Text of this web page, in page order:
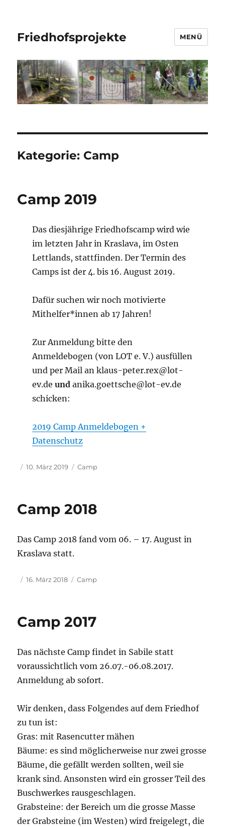
Friedhofsprojekte MENÜ
Kategorie: Camp
Camp 2019
Das diesjährige Friedhofscamp wird wie
im letzten Jahr in Kraslava, im Osten
Lettlands, stattfinden. Der Termin des
Camps ist der 4. bis 16. August 2019.
Dafür suchen wir noch motivierte
Mithelfer*innen ab 17 Jahren!
Zur Anmeldung bitte den
Anmeldebogen (von LOT e. V.) ausfüllen
und per Mail an klaus-peter.rex@lot-
ev.de undanika.goettsche@lot-ev.de
schicken:
2019 Camp Anmeldebogen +
Datenschutz
Veröffentlicht
10. März 2019 Kategorien
Camp
Camp 2018
Das Camp 2018 fand vom 06. – 17. August in
Kraslava statt.
Veröffentlicht
16. März 2018 Kategorien
Camp
Camp 2017
Das nächste Camp findet in Sabile statt
voraussichtlich vom 26.07.-06.08.2017.
Anmeldung ab sofort.
Wir denken, dass Folgendes auf dem Friedhof
zu tun ist:
Gras: mit Rasencutter mähen
Bäume: es sind möglicherweise nur zwei grosse
Bäume, die gefällt werden sollten, weil sie
krank sind. Ansonsten wird ein grosser Teil des
Buschwerkes rausgeschlagen.
Grabsteine: der Bereich um die grosse Masse
der Grabsteine (im Westen) wird freigelegt, die